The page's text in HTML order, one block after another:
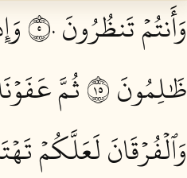
وَأَنتُمۡ تَنظُرُونَ ٥٠
ظَٰلِمُونَ ٥١
ثُمَّ
وَٱلۡفُرۡقَانَ لَعَلَّكُمۡ